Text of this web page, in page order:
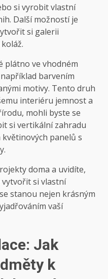
si vyrobit vlastní
Další možností je
si galerii
plátno ve vhodném
barvením
motivy. Tento druh
interiéru jemnost a
mohli byste se
si vertikální zahradu
panelů s
doma a uvidíte,
vytvořit si vlastní
stanou nejen krásným
vaší
Jak
k